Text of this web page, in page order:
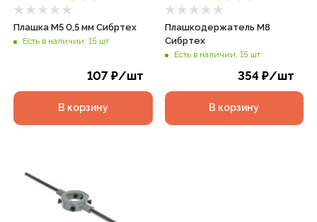
Плашка М5 0,5 мм Сибртех
Есть в наличии: 15 шт
107₽/шт
В корзину
Плашкодержатель М8
Сибртех
Есть в наличии: 15 шт
354 ₽/шт
В корзину